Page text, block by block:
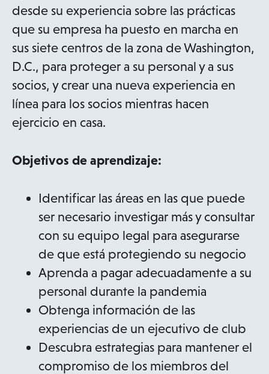
desde su experiencia sobre las prácticas
que su empresa ha puesto en marcha en
sus siete centros de la zona de Washington,
D.C., para proteger a su personal y a sus
socios, y crear una nueva experiencia en
línea para los socios mientras hacen
ejercicio en casa.
Objetivos de aprendizaje:
Identificar las áreas en las que puede
ser necesario investigar más y consultar
con su equipo legal para asegurarse
de que está protegiendo su negocio
Aprenda a pagar adecuadamente a su
personal durante la pandemia
Obtenga información de las
experiencias de un ejecutivo de club
Descubra estrategias para mantener el
compromiso de los miembros del